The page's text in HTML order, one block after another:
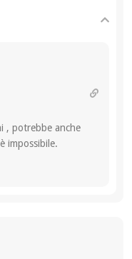
, potrebbe anche
impossibile.